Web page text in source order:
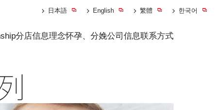
分店信息理念怀孕、分娩公司信息联系方式
日本語 English 繁體 한국어